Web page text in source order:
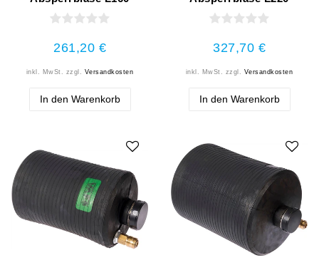
261,20 €
inkl. MwSt. zzgl. Versandkosten
In den Warenkorb
327,70 €
inkl. MwSt. zzgl. Versandkosten
In den Warenkorb